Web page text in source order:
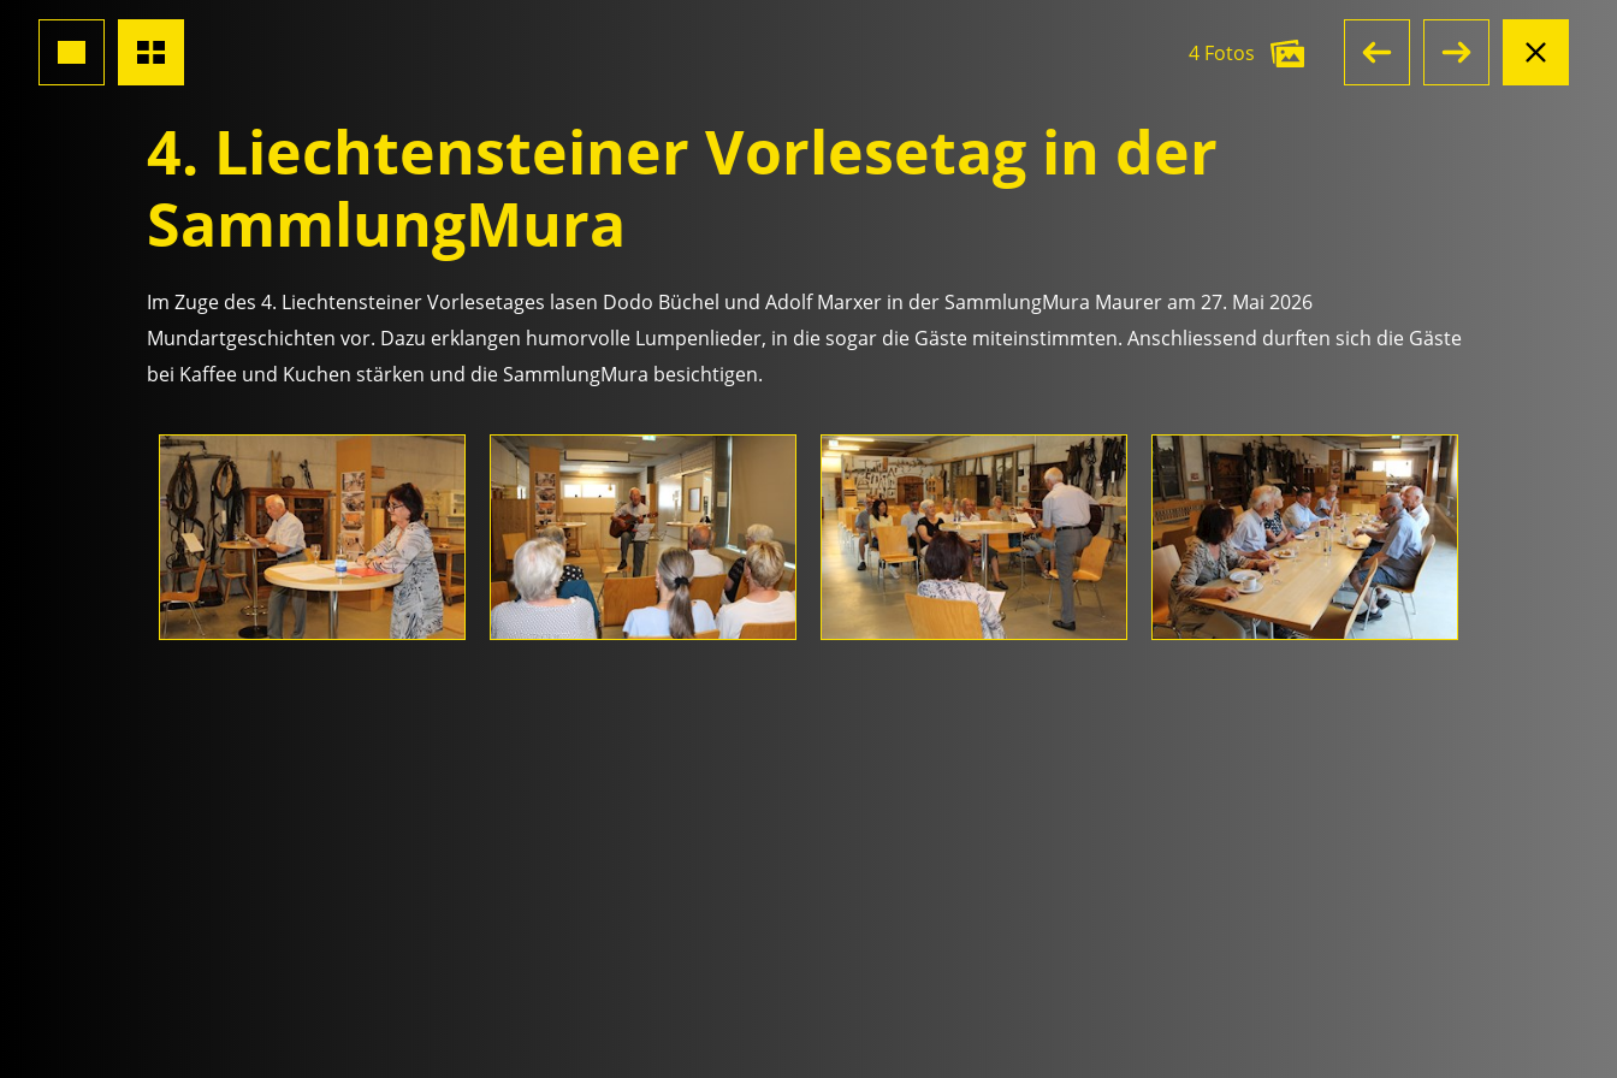
4 Fotos
4. Liechtensteiner Vorlesetag in der
SammlungMura
Im Zuge des 4. Liechtensteiner Vorlesetages lasen Dodo Büchel und Adolf Marxer in der SammlungMura Maurer am 27. Mai 2026
Mundartgeschichten vor. Dazu erklangen humorvolle Lumpenlieder, in die sogar die Gäste miteinstimmten. Anschliessend durften sich die Gäste
bei Kaffee und Kuchen stärken und die SammlungMura besichtigen.